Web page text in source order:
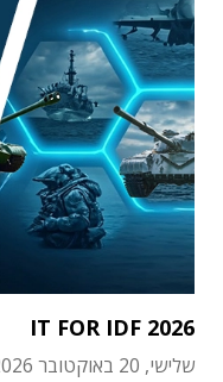
IT FOR IDF 2026
שלישי, 20 באוקטובר 2026